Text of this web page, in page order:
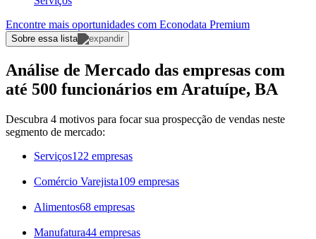
Encontre mais oportunidades com Econodata Premium
Sobre essa lista
Análise de Mercado das empresas com
até 500 funcionários em Aratuípe, BA
Descubra 4 motivos para focar sua prospecção de vendas neste
segmento de mercado:
Serviços122 empresas
Comércio Varejista109 empresas
Alimentos68 empresas
Manufatura44 empresas